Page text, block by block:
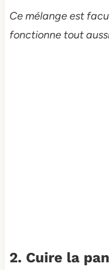
Ce mélange est
fonctionne tout
2. Cuire la